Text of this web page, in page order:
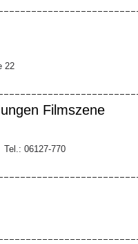
22
Filmszene
Tel.: 06127-770